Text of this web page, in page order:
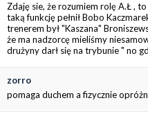
Zdaję sie, że rozumiem rolę A.Ł ,
taką funkcję pełnił Bobo
trenerem był "Kaszana"
że ma nadzorcę mieliśmy
drużyny darł się na trybunie " no
zorro
pomaga duchem a fizycznie